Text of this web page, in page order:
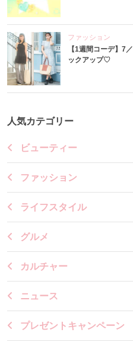
ファッション
【1週間コーデ】7
ックアップ♡
人気カテゴリー
ビューティー
ファッション
ライフスタイル
グルメ
カルチャー
ニュース
プレゼントキャンペーン